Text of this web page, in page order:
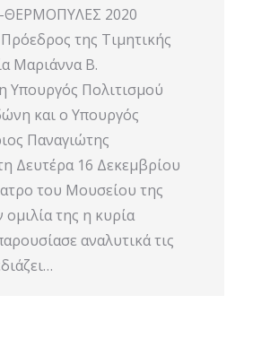
ΘΕΡΜΟΠΥΛΕΣ 2020
της Τιμητικής
Μαριάννα Β.
Υπουργός Πολιτισμού
και ο Υπουργός
Παναγιώτης
Δευτέρα 16 Δεκεμβρίου
του Μουσείου της
της η κυρία
αναλυτικά τις